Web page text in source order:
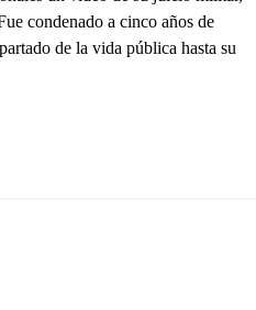
condenado a cinco años de
de la vida pública hasta su